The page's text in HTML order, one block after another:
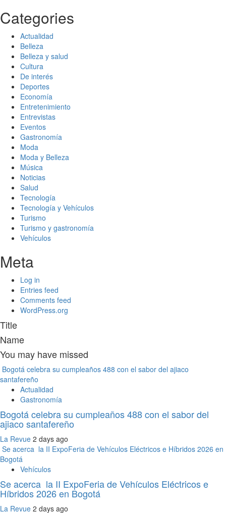
Categories
Actualidad
Belleza
Belleza y salud
Cultura
De interés
Deportes
Economía
Entretenimiento
Entrevistas
Eventos
Gastronomía
Moda
Moda y Belleza
Música
Noticias
Salud
Tecnología
Tecnología y Vehículos
Turismo
Turismo y gastronomía
Vehículos
Meta
Log in
Entries feed
Comments feed
WordPress.org
Title
Name
You may have missed
Bogotá celebra su cumpleaños 488 con el sabor del ajiaco
santafereño
Actualidad
Gastronomía
Bogotá celebra su cumpleaños 488 con el sabor del
ajiaco santafereño
La Revue 2 days ago
Se acerca la II ExpoFeria de Vehículos Eléctricos e Híbridos 2026 en
Bogotá
Vehículos
Se acerca la II ExpoFeria de Vehículos Eléctricos e
Híbridos 2026 en Bogotá
La Revue 2 days ago